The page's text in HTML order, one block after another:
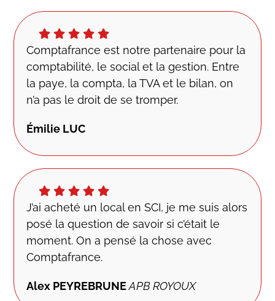
Comptafrance est notre partenaire pour la
comptabilité, le social et la gestion. Entre
la paye, la compta, la TVA et le bilan, on
n’a pas le droit de se tromper.
Émilie LUC
J’ai acheté un local en SCI, je me suis alors
posé la question de savoir si c’était le
moment. On a pensé la chose avec
Comptafrance.
Alex PEYREBRUNEAPB ROYOUX